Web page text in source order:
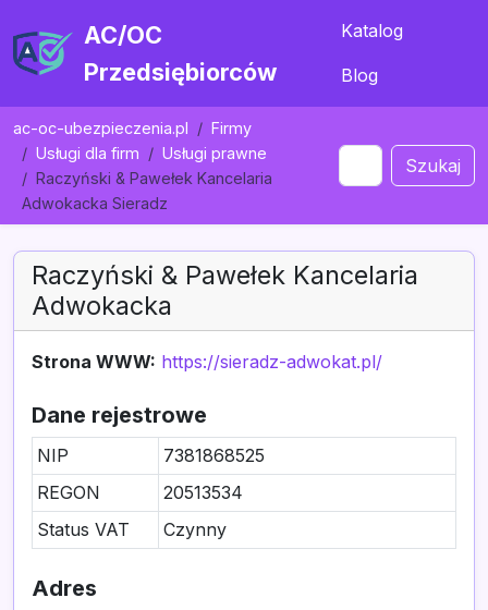
AC/OC
Przedsiębiorców
Katalog
Blog
ac-oc-ubezpieczenia.pl
Firmy
Usługi dla firm
Usługi prawne
Raczyński & Pawełek Kancelaria
Adwokacka Sieradz
Szukaj
Raczyński & Pawełek Kancelaria
Adwokacka
Strona WWW: https://sieradz-adwokat.pl/
Dane rejestrowe
NIP
7381868525
REGON
20513534
Status VAT
Czynny
Adres